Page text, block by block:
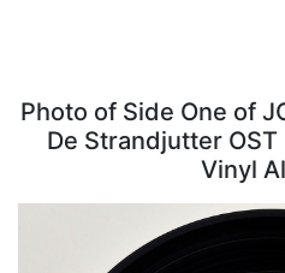
Photo of Side One of
De Strandjutter
Vinyl